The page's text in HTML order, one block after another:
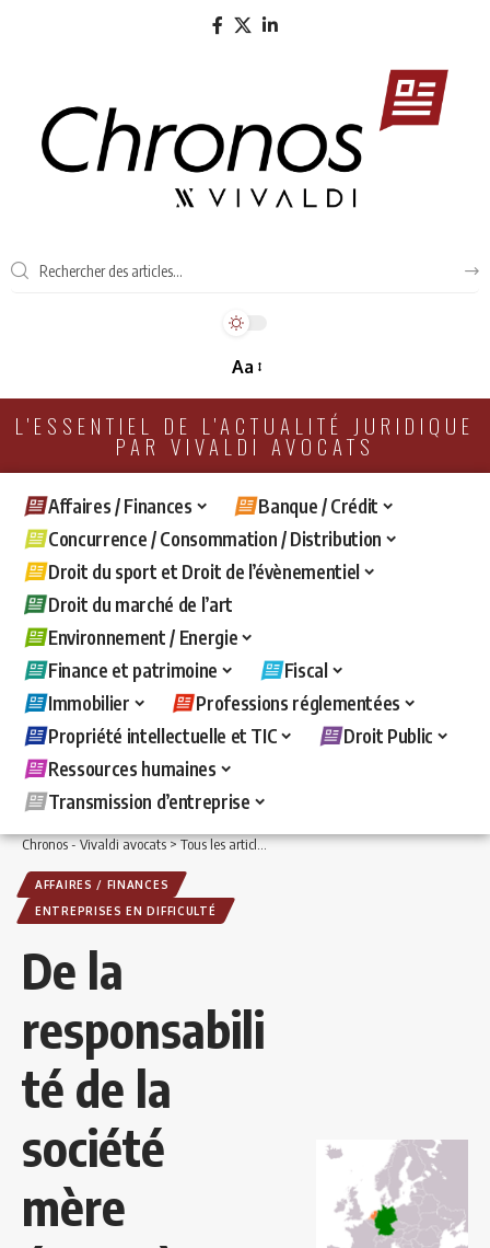
Aa
L'ESSENTIEL DE L'ACTUALITÉ JURIDIQUE
PAR VIVALDI AVOCATS
Affaires / Finances
Banque / Crédit
Concurrence / Consommation / Distribution
Droit du sport et Droit de l’évènementiel
Droit du marché de l’art
Environnement / Energie
Finance et patrimoine
Fiscal
Immobilier
Professions réglementées
Propriété intellectuelle et TIC
Droit Public
Ressources humaines
Transmission d’entreprise
Chronos - Vivaldi avocats>Tous les articles >Affaires / Finances>Entreprises en
AFFAIRES / FINANCES
ENTREPRISES EN DIFFICULTÉ
De la
responsabili
té de la
société
mère